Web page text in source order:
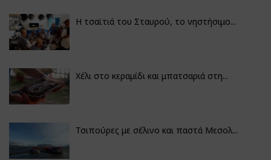
Η τσαϊτιά του Σταυρού, το νηστήσιμο...
Χέλι στο κεραμίδι και μπατσαριά στη...
Τσιπούρες με σέλινο και παστά Μεσολ...